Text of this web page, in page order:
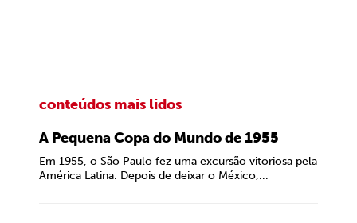
conteúdos mais lidos
A Pequena Copa do Mundo de 1955
Em 1955, o São Paulo fez uma excursão vitoriosa pela
América Latina. Depois de deixar o México,...